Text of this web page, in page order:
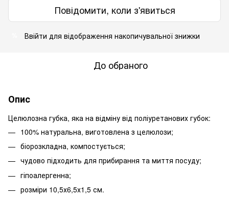
Повідомити, коли з'явиться
Ввійти для відображення накопичувальної знижки
До обраного
Опис
Целюлозна губка, яка на відміну від поліуретанових губок:
100% натуральна, виготовлена з целюлози;
біорозкладна, компостується;
чудово підходить для прибирання та миття посуду;
гіпоалергенна;
розміри 10,5х6,5х1,5 см.